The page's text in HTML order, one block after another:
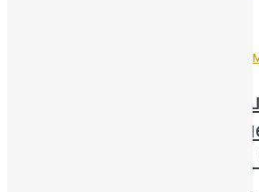
Особенный день для
медиацентра и
самоуправления